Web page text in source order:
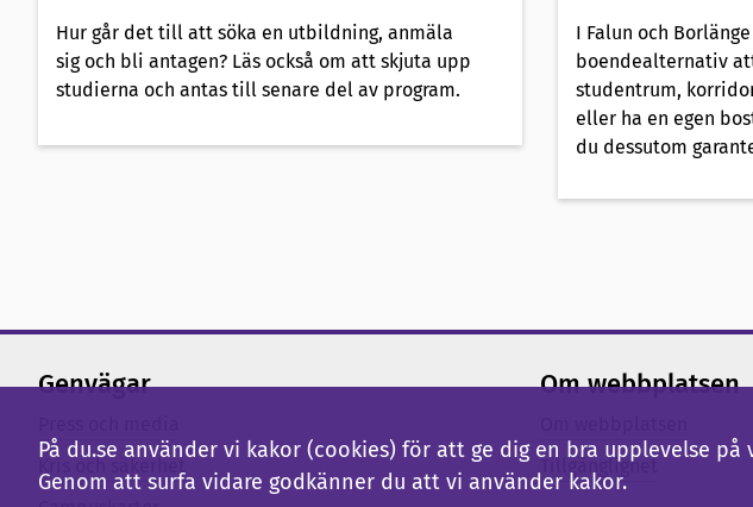
Hur går det till att söka en utbildning, anmäla
sig och bli antagen? Läs också om att skjuta upp
studierna och antas till senare del av program.
I Falun och
boendealternativ
studentrum,
eller ha en egen
du dessutom
Genvägar Om webbplatsen
Tillgänglighet
På du.se använder vi kakor (cookies) för att ge dig en bra upplevelse
Genom att surfa vidare godkänner du att vi använder kakor.